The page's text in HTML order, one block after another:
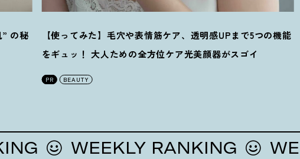
” の秘
【使ってみた】毛穴や表情筋ケア、透明感UPまで5つの機能
をギュッ ！ 大人ための全方位ケア光美顔器がスゴイ
PR BEAUTY
WEEKLY RANKING